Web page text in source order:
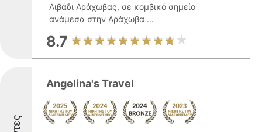
Λιβάδι Αράχωβας, σε κομβικό σημείο
ανάμεσα στην Αράχωβα ...
8.7
Angelina's Travel